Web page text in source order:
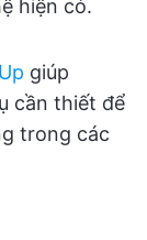
hiện có.
giúp
cần thiết để
trong các